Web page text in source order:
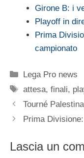
Girone B: i
Playoff in
Prima
campionato
Categorie
Lega Pro news
Tag
attesa,finali,
Tourné
Prima
Lascia un